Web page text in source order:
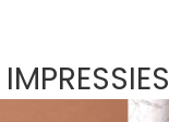
IMPRESSIES